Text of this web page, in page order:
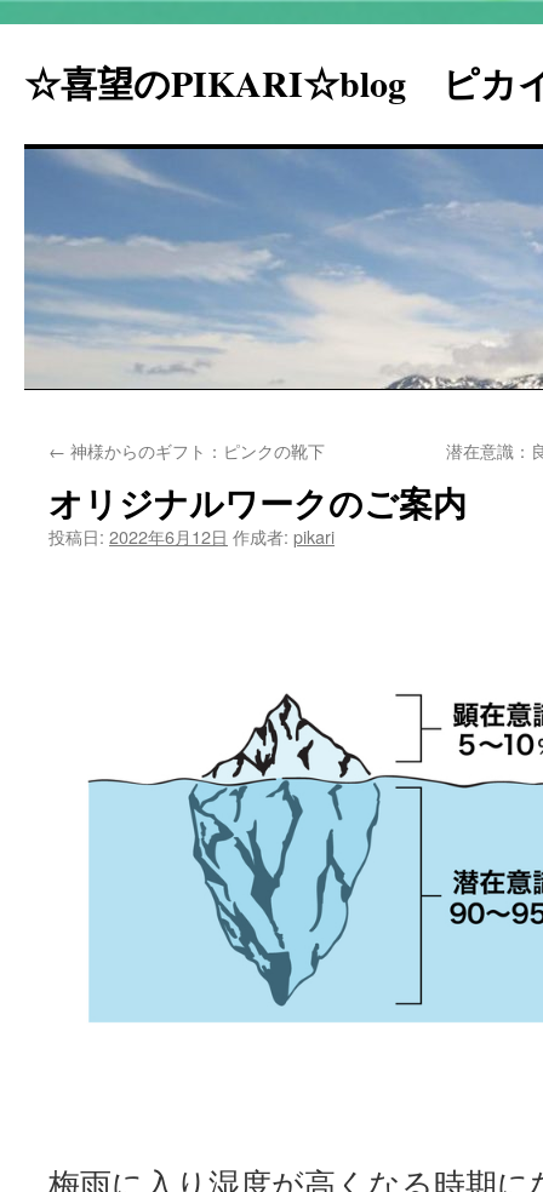
☆喜望のPIKARI☆blog ピ
ン
テ
ン
← 神様からのギフト：ピンクの靴下 潜在意識：
オリジナルワークのご案内
投稿日: 2022年6月12日 作成者: pikari
梅雨に入り湿度が高くなる時期